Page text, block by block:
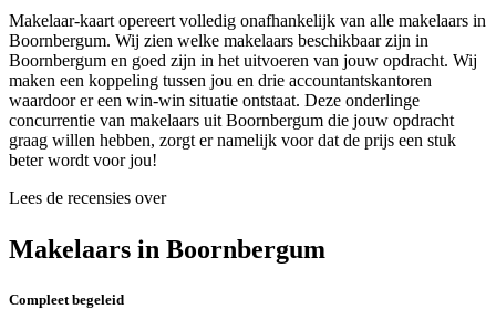
Makelaar-kaart opereert volledig onafhankelijk van alle makelaars in
Boornbergum. Wij zien welke makelaars beschikbaar zijn in
Boornbergum en goed zijn in het uitvoeren van jouw opdracht. Wij
maken een koppeling tussen jou en drie accountantskantoren
waardoor er een win-win situatie ontstaat. Deze onderlinge
concurrentie van makelaars uit Boornbergum die jouw opdracht
graag willen hebben, zorgt er namelijk voor dat de prijs een stuk
beter wordt voor jou!
Lees de recensies over
Makelaars in Boornbergum
Compleet begeleid